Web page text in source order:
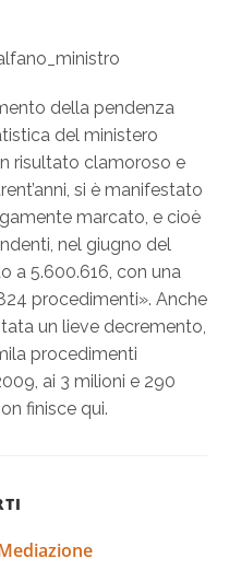
della pendenza
del ministero
risultato clamoroso e
si è manifestato
marcato, e cioè
nel giugno del
a 5.600.616, con una
procedimenti». Anche
un lieve decremento,
procedimenti
ai 3 milioni e 290
finisce qui.